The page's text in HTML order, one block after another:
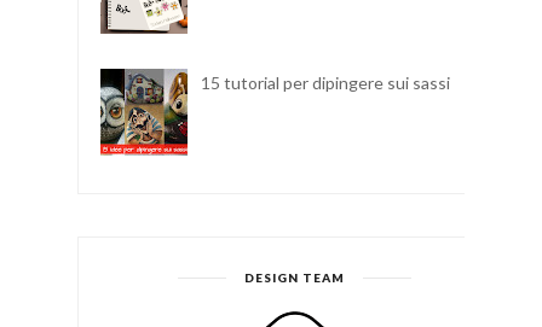
15 tutorial per dipingere sui sassi
DESIGN TEAM